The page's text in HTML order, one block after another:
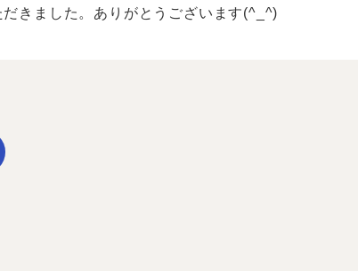
きました。ありがとうございます(^_^)